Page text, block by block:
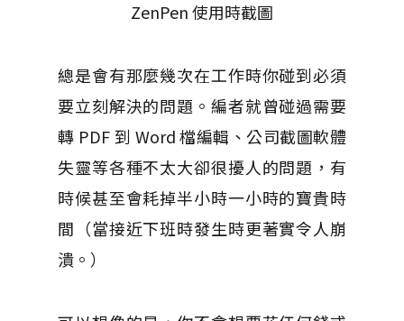
ZenPen 使用時截圖
總是會有那麼幾次在工作時你碰到必須
要立刻解決的問題。編者就曾碰過需要
轉 PDF 到 Word 檔編輯、公司截圖軟體
失靈等各種不太大卻很擾人的問題，有
時候甚至會耗掉半小時一小時的寶貴時
間（當接近下班時發生時更著實令人崩
潰。）